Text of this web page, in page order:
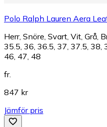
Polo Ralph Lauren Aera
Herr, Snöre, Svart, Vit, Grå,
35.5, 36, 36.5, 37, 37.5, 38,
46, 47, 48
fr.
847 kr
Jämför pris